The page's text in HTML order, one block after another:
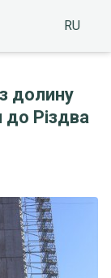
RU
долину
Різдва